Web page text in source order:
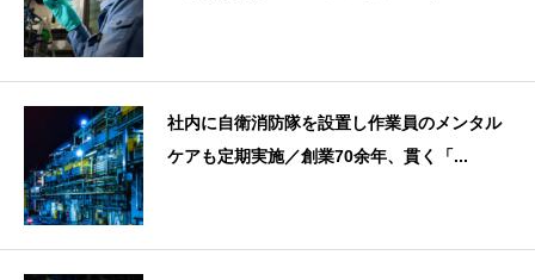
社内に自衛消防隊を設置し作業員のメンタル
ケアも定期実施／創業70余年、貫く「...